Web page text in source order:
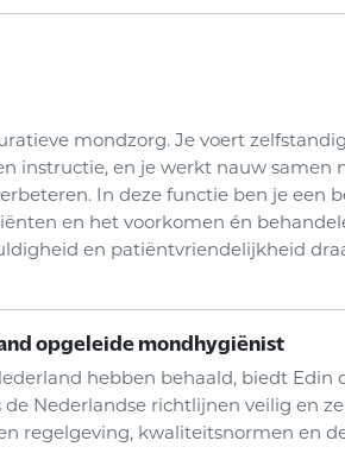
mondzorg. Je voert
instructie, en je werkt nauw samen
In deze functie ben je een
en het voorkomen én
en patiëntvriendelijkheid
opgeleide mondhygiënist
hebben behaald, biedt Edin
Nederlandse richtlijnen veilig en
regelgeving, kwaliteitsnormen en